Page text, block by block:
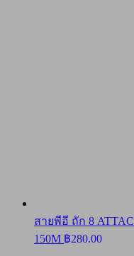
สายพีอี ถัก 8
150M ฿280.00